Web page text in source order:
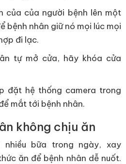
của người bệnh lên một
bệnh nhân giữ nó mọi lúc mọi
đi lạc.
tự mở cửa, hãy khóa cửa
đặt hệ thống camera trong
mắt tới bệnh nhân.
không chịu ăn
nhiều bữa trong ngày, xay
ăn để bệnh nhân dễ nuốt.